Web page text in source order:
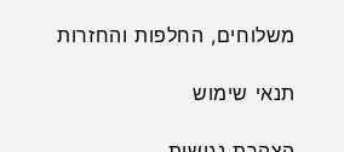
משלוחים, החלפות והחזרות
תנאי שימוש